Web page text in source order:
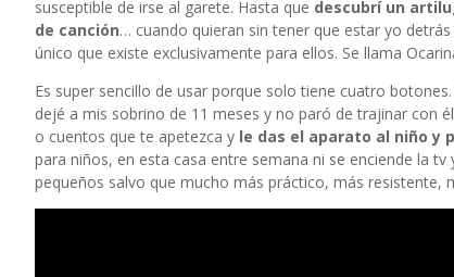
susceptible de irse al garete. Hasta que descubrí un
de canción… cuando quieran sin tener que estar yo
único que existe exclusivamente para ellos. Se llama
Es super sencillo de usar porque solo tiene cuatro
dejé a mis sobrino de 11 meses y no paró de trajinar con
o cuentos que te apetezca y le das el aparato al niño y
para niños, en esta casa entre semana ni se enciende la
pequeños salvo que mucho más práctico, más resistente,